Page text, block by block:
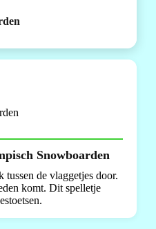
Snowboarden
de vlaggetjes door.
komt. Dit spelletje